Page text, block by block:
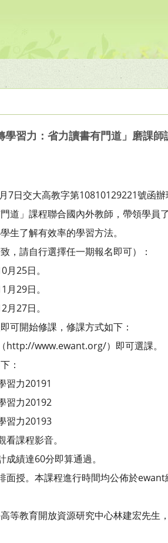
習力：省力讀書有門道」磨課師
7日交大高教字第10810129221號函辦
道」課程聯合國內外教師，帶領學員
生了解有效率的學習方法。
，請自行選擇任一期報名即可）：
25日。
29日。
27日。
可開始修課，修課方式如下：
http://www.ewant.org/）即可選課。
：
習力20191
習力20192
習力20193
課程影音。
績達60分即算通過。
面授。本課程進行時間均公佈於
等教育開放資源研究中心林建宏先生